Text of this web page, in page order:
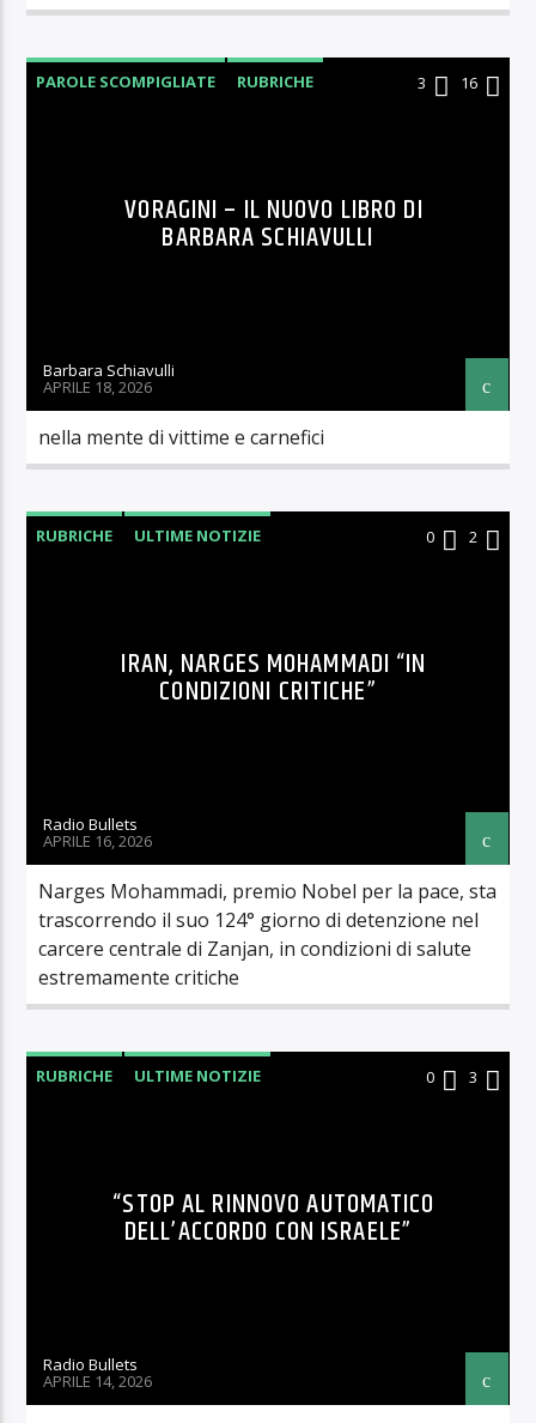
PAROLE SCOMPIGLIATE RUBRICHE 3 16
VORAGINI – IL NUOVO LIBRO DI
BARBARA SCHIAVULLI
Barbara Schiavulli
APRILE 18, 2026
nella mente di vittime e carnefici
RUBRICHE ULTIME NOTIZIE 0 2
IRAN, NARGES MOHAMMADI “IN
CONDIZIONI CRITICHE”
Radio Bullets
APRILE 16, 2026
Narges Mohammadi, premio Nobel per la pace, sta
trascorrendo il suo 124° giorno di detenzione nel
carcere centrale di Zanjan, in condizioni di salute
estremamente critiche
RUBRICHE ULTIME NOTIZIE 0 3
“STOP AL RINNOVO AUTOMATICO
DELL’ACCORDO CON ISRAELE”
Radio Bullets
APRILE 14, 2026